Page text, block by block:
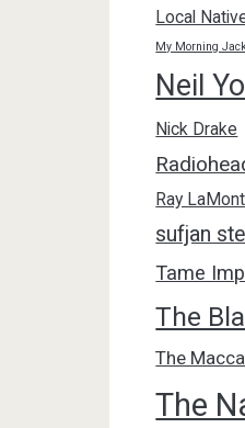
Local
My Morning
Neil
Nick Drake
Ray
sufjan
Tame
The
The
The